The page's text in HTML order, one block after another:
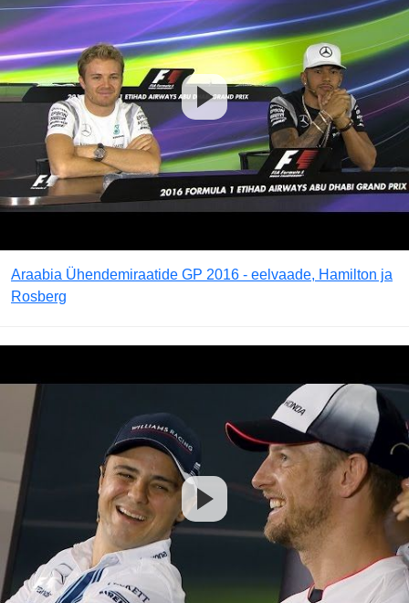
Araabia Ühendemiraatide GP 2016 - eelvaade, Hamilton ja
Rosberg